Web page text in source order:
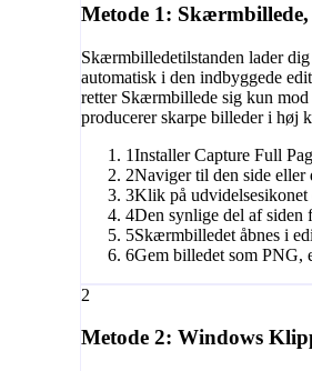
Metode 1:
Skærmbilledetilstanden lader
automatisk i den indbyggede
retter Skærmbillede sig kun
producerer skarpe billeder i høj
1Installer Capture Full
2Naviger til den side
3Klik på
4Den synlige del af
5Skærmbilledet åbnes i
6Gem billedet som PNG,
2
Metode 2: Windows